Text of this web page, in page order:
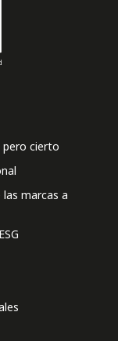
cierto
las marcas a